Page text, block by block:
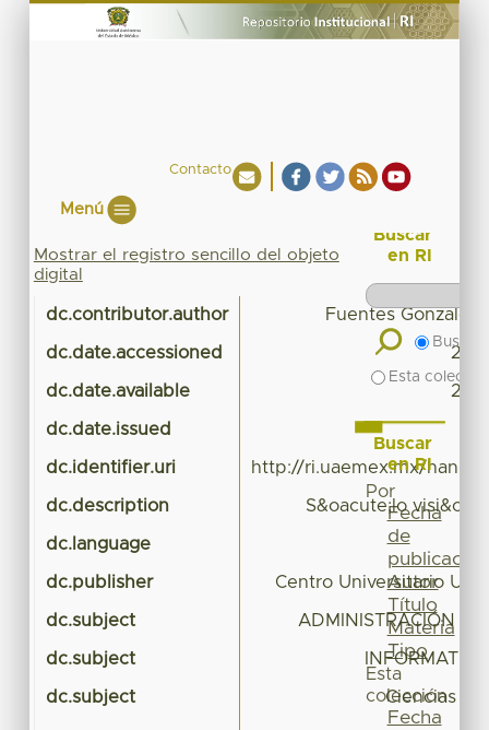
Contacto
Menú
Mostrar el registro sencillo del objeto
digital
dc.contributor.author Fuentes Gonzalez
dc.date.accessioned
dc.date.available
dc.date.issued
dc.identifier.uri http://ri.uaemex.mx/
dc.description S&oacute;lo
dc.language
dc.publisher Centro Universitario
dc.subject ADMINISTRACIÓN
dc.subject
dc.subject Ciencias
Buscar
en RI
Buscar
Esta
Buscar
en RI
Por
Fecha
de
publicación
Autor
Título
Materia
Tipo
Esta
colección
Fecha